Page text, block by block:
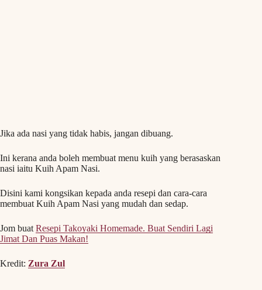
Jika ada nasi yang tidak habis, jangan dibuang.
Ini kerana anda boleh membuat menu kuih yang berasaskan
nasi iaitu Kuih Apam Nasi.
Disini kami kongsikan kepada anda resepi dan cara-cara
membuat Kuih Apam Nasi yang mudah dan sedap.
Jom buat Resepi Takoyaki Homemade. Buat Sendiri Lagi
Jimat Dan Puas Makan!
Kredit: Zura Zul